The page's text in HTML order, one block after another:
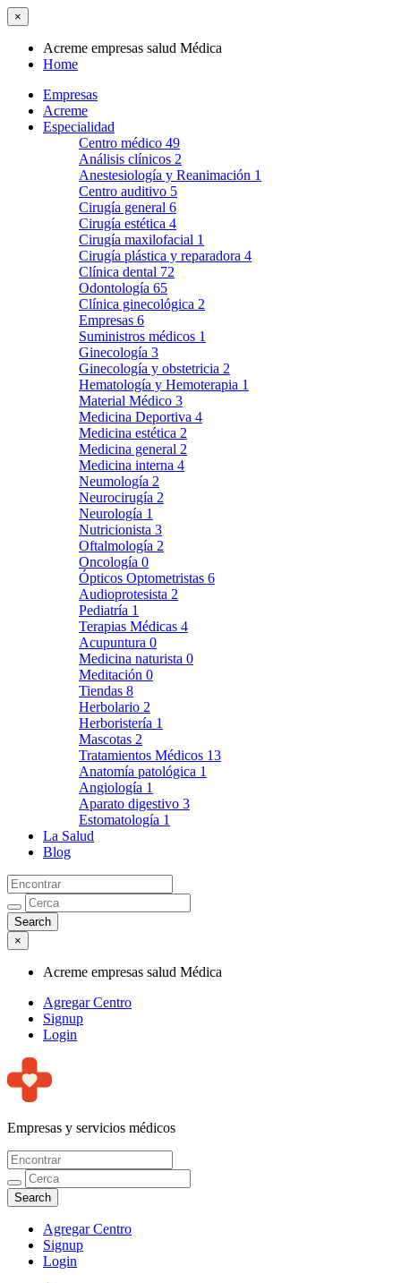
×
Acreme empresas salud Médica
Home
Empresas
Acreme
Especialidad
Centro médico 49
Análisis clínicos 2
Anestesiología y Reanimación 1
Centro auditivo 5
Cirugía general 6
Cirugía estética 4
Cirugía maxilofacial 1
Cirugía plástica y reparadora 4
Clínica dental 72
Odontología 65
Clínica ginecológica 2
Empresas 6
Suministros médicos 1
Ginecología 3
Ginecología y obstetricia 2
Hematología y Hemoterapia 1
Material Médico 3
Medicina Deportiva 4
Medicina estética 2
Medicina general 2
Medicina interna 4
Neumología 2
Neurocirugía 2
Neurología 1
Nutricionista 3
Oftalmología 2
Oncología 0
Ópticos Optometristas 6
Audioprotesista 2
Pediatría 1
Terapias Médicas 4
Acupuntura 0
Medicina naturista 0
Meditación 0
Tiendas 8
Herbolario 2
Herboristería 1
Mascotas 2
Tratamientos Médicos 13
Anatomía patológica 1
Angiología 1
Aparato digestivo 3
Estomatología 1
La Salud
Blog
×
Acreme empresas salud Médica
Agregar Centro
Signup
Login
Acreme empresas salud Médica
Empresas y servicios médicos
Agregar Centro
Signup
Login